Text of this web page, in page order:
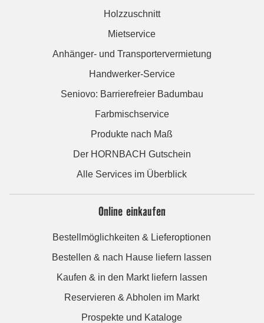
Holzzuschnitt
Mietservice
Anhänger- und Transportervermietung
Handwerker-Service
Seniovo: Barrierefreier Badumbau
Farbmischservice
Produkte nach Maß
Der HORNBACH Gutschein
Alle Services im Überblick
Online einkaufen
Bestellmöglichkeiten & Lieferoptionen
Bestellen & nach Hause liefern lassen
Kaufen & in den Markt liefern lassen
Reservieren & Abholen im Markt
Prospekte und Kataloge